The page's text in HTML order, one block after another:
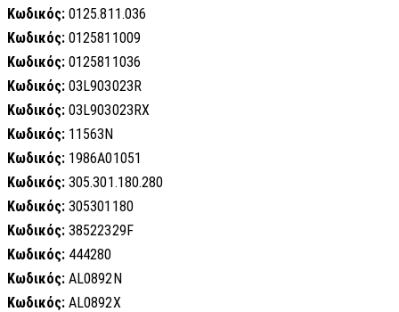
Κωδικός: 0125.811.036
Κωδικός: 0125811009
Κωδικός: 0125811036
Κωδικός: 03L903023R
Κωδικός: 03L903023RX
Κωδικός: 11563N
Κωδικός: 1986A01051
Κωδικός: 305.301.180.280
Κωδικός: 305301180
Κωδικός: 38522329F
Κωδικός: 444280
Κωδικός: AL0892N
Κωδικός: AL0892X